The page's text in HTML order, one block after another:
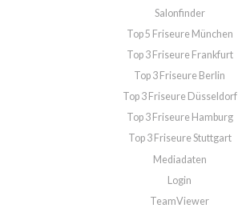
Salonfinder
Top 5 Friseure München
Top 3 Friseure Frankfurt
Top 3 Friseure Berlin
Top 3 Friseure Düsseldorf
Top 3 Friseure Hamburg
Top 3 Friseure Stuttgart
Mediadaten
Login
TeamViewer